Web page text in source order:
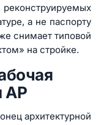
а не паспорту
снимает типовой
на стройке.
АР
архитектурной